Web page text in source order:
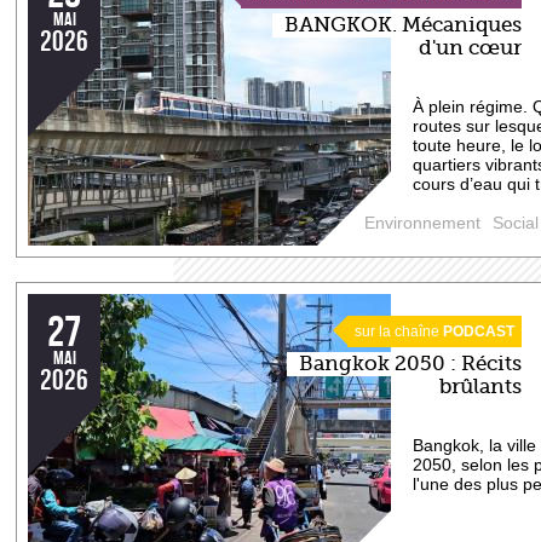
mai
2026
BANGKOK. Mécaniques
d'un cœur
À plein régime.
routes sur
toute heure, le
quartiers
cours d’eau qui
Environnement Social
27
mai
2026
sur la chaîne PODCAST
Bangkok 2050 : Récits
brûlants
Bangkok, la
2050, selon les
l'une des plus